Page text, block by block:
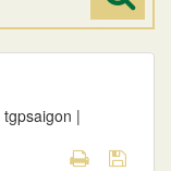
tgpsaigon |